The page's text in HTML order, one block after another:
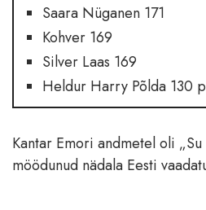
Saara Nüganen 171
Kohver 169
Silver Laas 169
Heldur Harry Põlda 130
Kantar Emori andmetel oli
möödunud nädala Eesti